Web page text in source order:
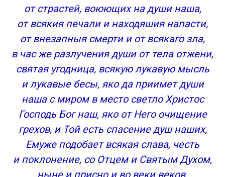
от страстей, воюющих на души наша,
от всякия печали и находяшия напасти,
от внезапныя смерти и от всякаго зла,
в час же разлучения души от тела отжени,
святая угодница, всякую лукавую мысль
и лукавые бесы, яко да приимет души
наша с миром в место светло Христос
Господь Бог наш, яко от Него очищение
грехов, и Той есть спасение душ наших,
Емуже подобает всякая слава, честь
и поклонение, со Отцем и Святым Духом,
ныне и присно и во веки веков.